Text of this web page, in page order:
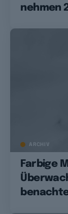
nehmen
ARCHIV
Farbige